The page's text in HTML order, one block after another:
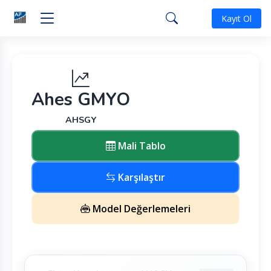
Kayıt Ol
Ahes GMYO
AHSGY
Mali Tablo
Karşılaştır
Model Değerlemeleri